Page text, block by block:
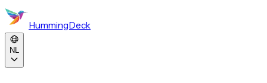
HummingDeck
NL